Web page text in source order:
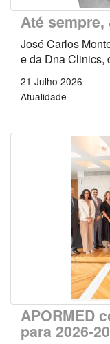
Até
José Carlos
e da Dna Clinics,
21 Julho 2026
Atualidade
APORMED
para 2026-